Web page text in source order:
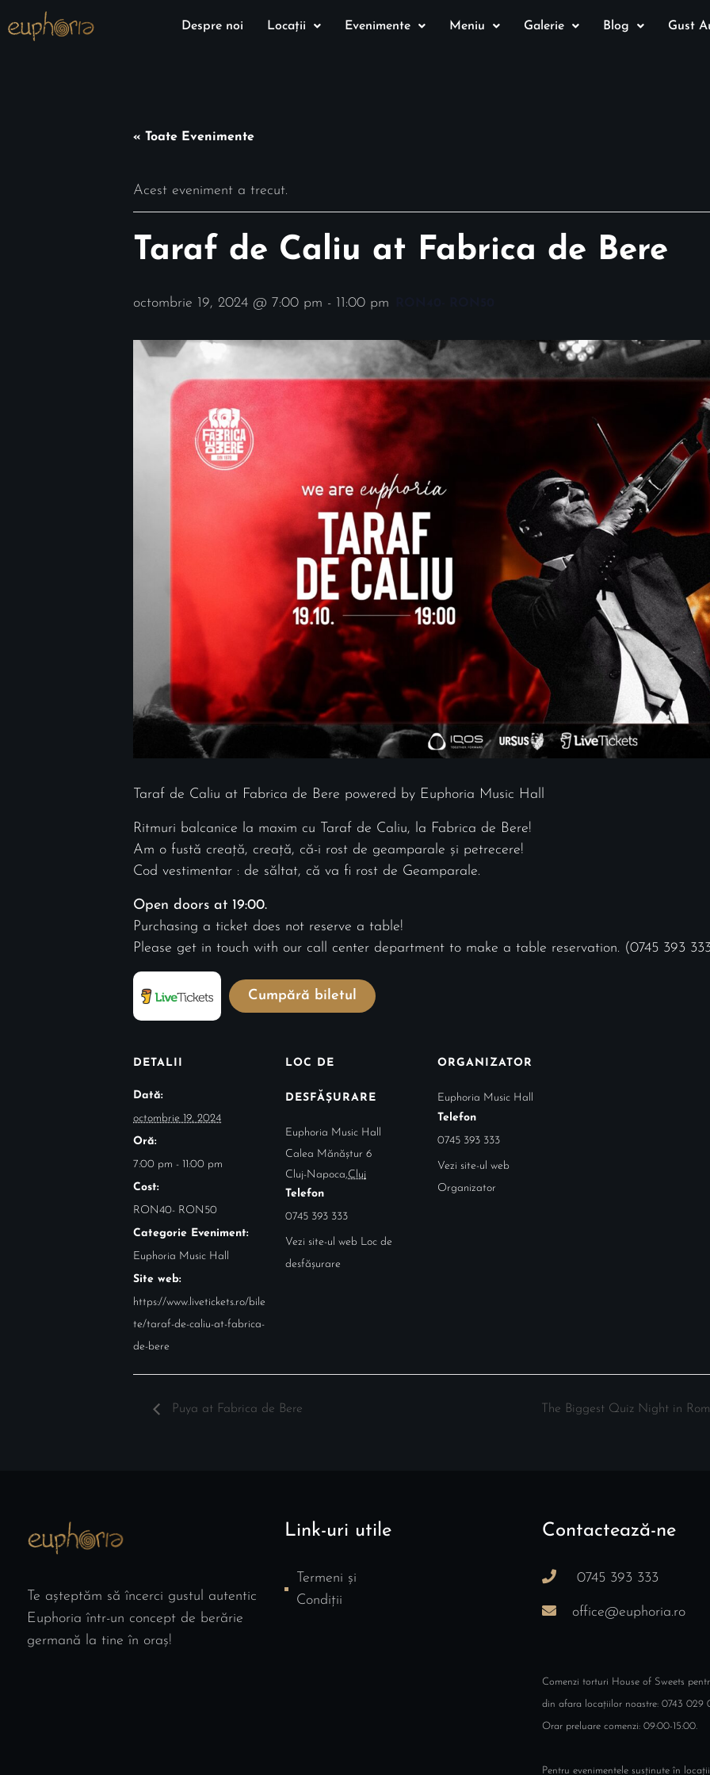
Despre noi Locații Evenimente Meniu Galerie Blog Gust
« Toate Evenimente
Acest eveniment a trecut.
Taraf de Caliu at Fabrica de Bere
octombrie 19, 2024 @ 7:00 pm - 11:00 pm
Taraf de Caliu at Fabrica de Bere powered by Euphoria Music Hall
Ritmuri balcanice la maxim cu Taraf de Caliu, la Fabrica de Bere!
Am o fustă creață, creață, că-i rost de geamparale și petrecere!
Cod vestimentar : de săltat, că va fi rost de Geamparale.
Open doors at 19:00.
Purchasing a ticket does not reserve a table!
Please get in touch with our call center department to make a table reservation. (0745 393
Cumpără biletul
DETALII
Dată:
octombrie 19, 2024
Oră:
7:00 pm - 11:00 pm
Cost:
RON40- RON50
Categorie Eveniment:
Euphoria Music Hall
Site web:
https://www.livetickets.ro/bile
te/taraf-de-caliu-at-fabrica-
de-bere
LOC DE
DESFĂȘURARE
Euphoria Music Hall
Calea Mănăștur 6
Cluj-Napoca,Cluj
Telefon
0745 393 333
Vezi site-ul web Loc de
desfășurare
ORGANIZATOR
Euphoria Music Hall
Telefon
0745 393 333
Vezi site-ul web
Organizator
Puya at Fabrica de Bere The Biggest Quiz Night in
Te așteptăm să încerci gustul autentic
Euphoria într-un concept de berărie
germană la tine în oraș!
Link-uri utile
Termeni și
Condiții
Contactează-ne
0745 393 333
office@euphoria.ro
Comenzi torturi House of Sweets
din afara locațiilor noastre: 0743 029
Orar preluare comenzi: 09:00-15:00.
Pentru evenimentele susținute în